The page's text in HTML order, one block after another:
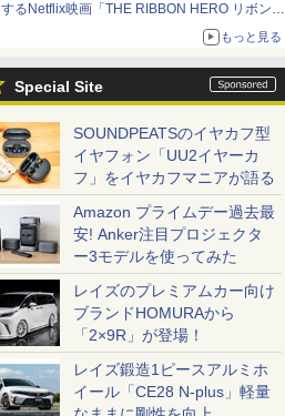
するNetflix映画「THE RIBBON HERO リボンヒ
もっと見る
Special Site
SOUNDPEATSのイヤカフ型
イヤフォン「UU2イヤーカ
フ」をイヤカフマニアが語る
Amazon プライムデー過去最
安! Anker注目プロジェクタ
ー3モデルを使ってみた
レイズのプレミアムカー向け
ブランドHOMURAから
「2×9R」が登場！
レイズ鍛造1ピースアルミホ
イール「CE28 N-plus」軽量